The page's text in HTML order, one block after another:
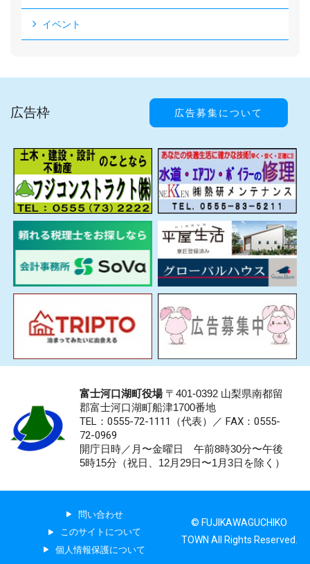
イベント
広告枠 広告募集について
富士河口湖町役場〒401-0392 山梨県南都留
郡富士河口湖町船津1700番地
TEL：0555-72-1111 （代表）／ FAX：0555-
72-0969
開庁日時／月〜金曜日 午前8時30分〜午後
5時15分（祝日、12月29日〜1月3日を除く）
問い合わせ
このサイトについて
個人情報保護について
© FUJIKAWAGUCHIKO
TOWN All Rights Reserved.